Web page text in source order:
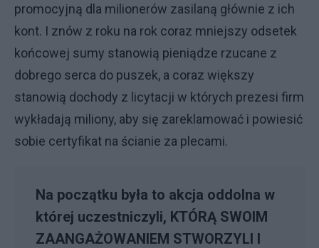
promocyjną dla milionerów zasilaną głównie z ich
kont. I znów z roku na rok coraz mniejszy odsetek
końcowej sumy stanowią pieniądze rzucane z
dobrego serca do puszek, a coraz większy
stanowią dochody z licytacji w których prezesi firm
wykładają miliony, aby się zareklamować i powiesić
sobie certyfikat na ścianie za plecami.
Na początku była to akcja oddolna w
której uczestniczyli, KTÓRĄ SWOIM
ZAANGAŻOWANIEM STWORZYLI I